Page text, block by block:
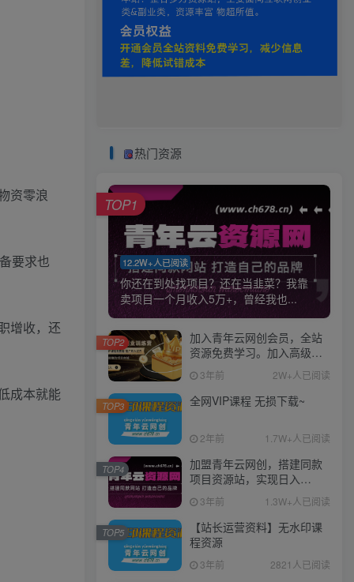
资零浪
要求也
增收，还
成本就能
热门资源
12.2W+人已阅读
你还在到处找项目？还在当韭菜？我靠
卖项目一个月收入5万+，曾经我也...
TOP1
加入青年云网创会员，全站
资源免费学习。加入高级合
伙人，推广日入1000+
3年前 2W+人已阅读
TOP2
全网VIP课程 无损下载~
2年前 1.7W+人已阅读
TOP3
加盟青年云网创，搭建同款
项目资源站，实现日入
2000+
3年前 1.3W+人已阅读
TOP4
【站长运营资料】无水印课
程资源
3年前 2821人已阅读
TOP5